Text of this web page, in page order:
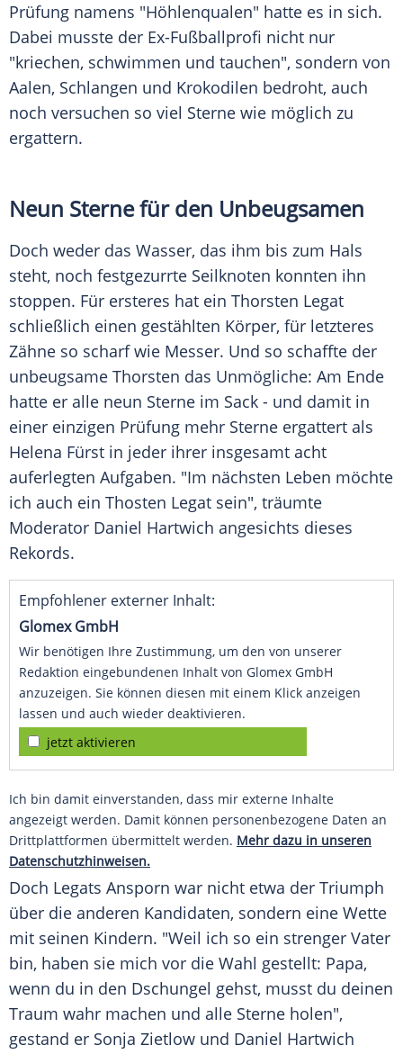
Prüfung namens "Höhlenqualen" hatte es in sich.
Dabei musste der Ex-Fußballprofi nicht nur
"kriechen, schwimmen und tauchen", sondern von
Aalen, Schlangen und Krokodilen bedroht, auch
noch versuchen so viel Sterne wie möglich zu
ergattern.
Neun Sterne für den Unbeugsamen
Doch weder das Wasser, das ihm bis zum Hals
steht, noch festgezurrte Seilknoten konnten ihn
stoppen. Für ersteres hat ein Thorsten Legat
schließlich einen gestählten Körper, für letzteres
Zähne so scharf wie Messer. Und so schaffte der
unbeugsame Thorsten das Unmögliche: Am Ende
hatte er alle neun Sterne im Sack - und damit in
einer einzigen Prüfung mehr Sterne ergattert als
Helena Fürst in jeder ihrer insgesamt acht
auferlegten Aufgaben. "Im nächsten Leben möchte
ich auch ein Thosten Legat sein", träumte
Moderator Daniel Hartwich angesichts dieses
Rekords.
Empfohlener externer Inhalt:
Glomex GmbH
Wir benötigen Ihre Zustimmung, um den von unserer
Redaktion eingebundenen Inhalt von Glomex GmbH
anzuzeigen. Sie können diesen mit einem Klick anzeigen
lassen und auch wieder deaktivieren.
jetzt aktivieren
Ich bin damit einverstanden, dass mir externe Inhalte
angezeigt werden. Damit können personenbezogene Daten an
Drittplattformen übermittelt werden. Mehr dazu in unseren
Datenschutzhinweisen.
Doch Legats Ansporn war nicht etwa der Triumph
über die anderen Kandidaten, sondern eine Wette
mit seinen Kindern. "Weil ich so ein strenger Vater
bin, haben sie mich vor die Wahl gestellt: Papa,
wenn du in den Dschungel gehst, musst du deinen
Traum wahr machen und alle Sterne holen",
gestand er Sonja Zietlow und Daniel Hartwich